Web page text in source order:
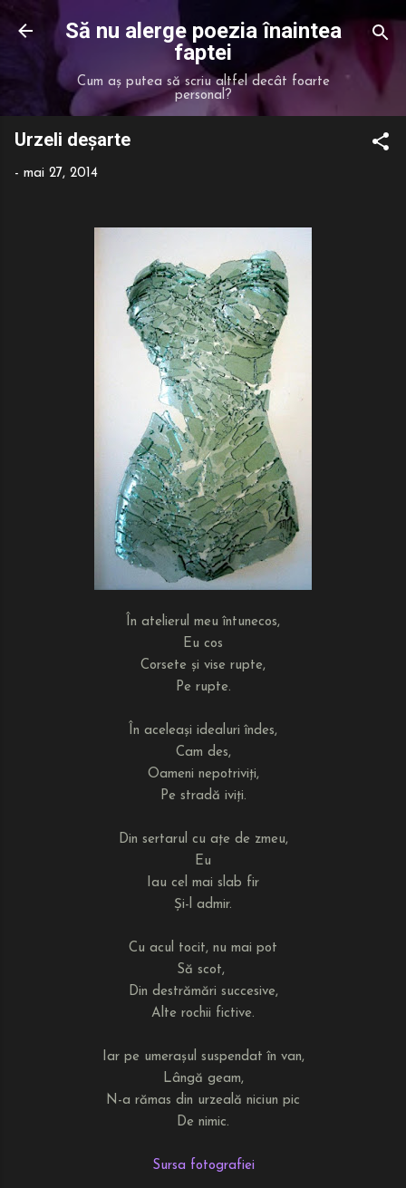
Treceți la conținutul principal
Să nu alerge poezia înaintea
faptei
Cum aș putea să scriu altfel decât foarte
personal?
Urzeli deșarte
- mai 27, 2014
În atelierul meu întunecos,
Eu cos
Corsete și vise rupte,
Pe rupte.
În aceleași idealuri îndes,
Cam des,
Oameni nepotriviți,
Pe stradă iviți.
Din sertarul cu ațe de zmeu,
Eu
Iau cel mai slab fir
Și-l admir.
Cu acul tocit, nu mai pot
Să scot,
Din destrămări succesive,
Alte rochii fictive.
Iar pe umerașul suspendat în van,
Lângă geam,
N-a rămas din urzeală niciun pic
De nimic.
Sursa fotografiei